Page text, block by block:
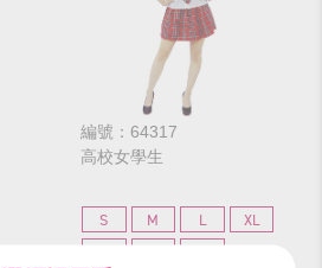
編號：64317
高校女學生
S M L
XL